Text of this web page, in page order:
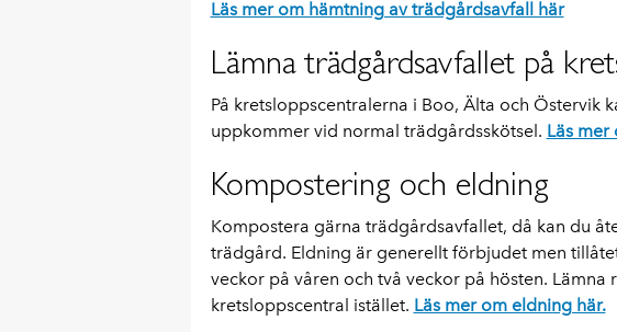
Läs mer om hämtning av trädgårdsavfall här
Lämna trädgårdsavfallet på
På kretsloppscentralerna i Boo, Älta och Östervik
uppkommer vid normal trädgårdsskötsel. Läs mer
Kompostering och eldning
Kompostera gärna trädgårdsavfallet, då kan du
trädgård. Eldning är generellt förbjudet men
veckor på våren och två veckor på hösten. Lämna
kretsloppscentral istället. Läs mer om eldning här.